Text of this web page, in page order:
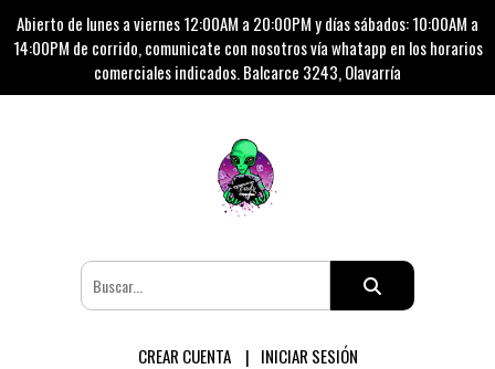
Abierto de lunes a viernes 12:00AM a 20:00PM y días sábados: 10:00AM a
14:00PM de corrido, comunicate con nosotros vía whatapp en los horarios
comerciales indicados. Balcarce 3243, Olavarría
CREAR CUENTA INICIAR SESIÓN